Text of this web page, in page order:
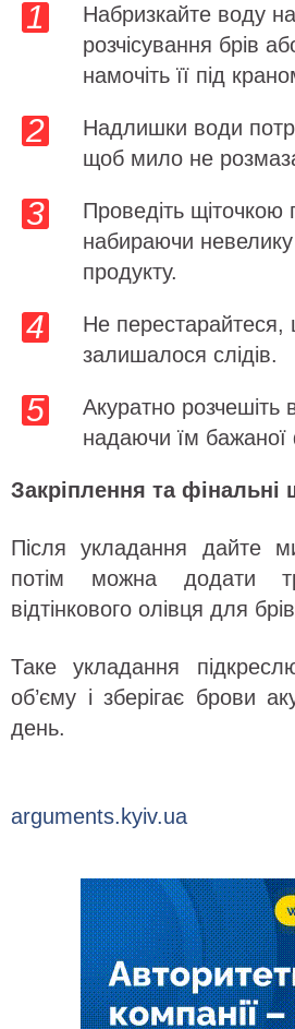
Набризкайте воду
розчісування брів
намочіть її під
Надлишки води
щоб мило не
Проведіть щіточкою
набираючи невелику
продукту.
Не
залишалося слідів.
Акуратно розчешіть
надаючи їм
Закріплення та фінальні
Після укладання дайте
потім можна додати
відтінкового олівця для
Таке укладання
об’єму і зберігає брови
день.
arguments.kyiv.ua